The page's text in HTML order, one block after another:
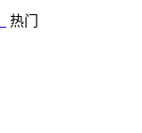
热门